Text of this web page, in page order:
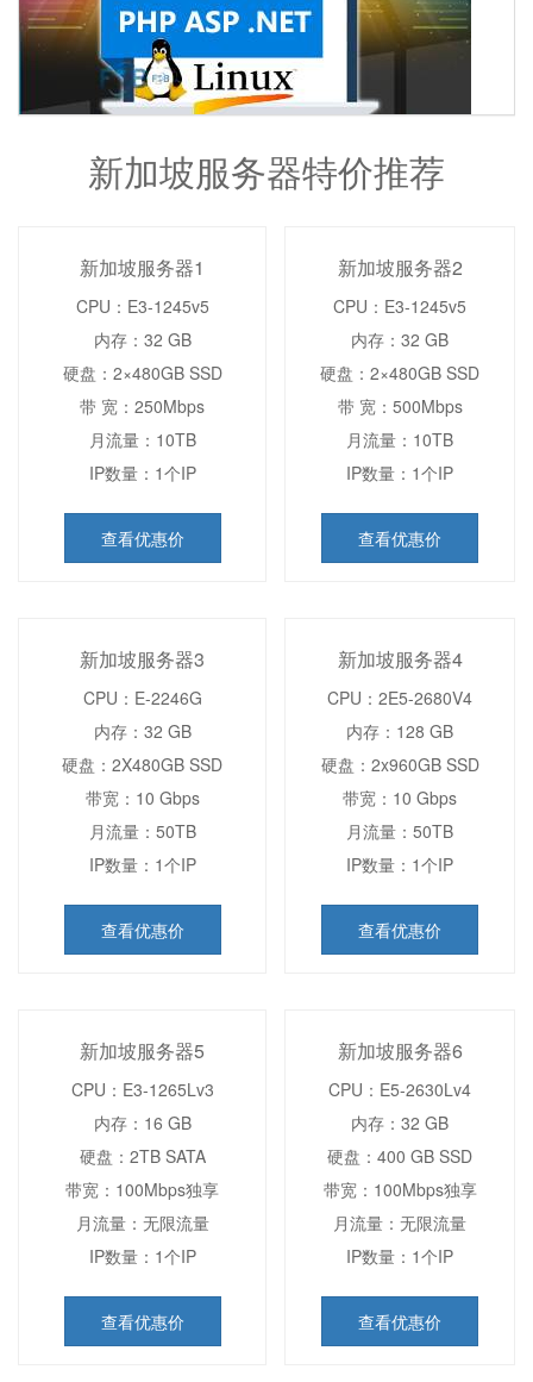
新加坡服务器特价推荐
新加坡服务器1
CPU：E3-1245v5
内存：32 GB
硬盘：2×480GB SSD
带 宽：250Mbps
月流量：10TB
IP数量：1个IP
查看优惠价
新加坡服务器2
CPU：E3-1245v5
内存：32 GB
硬盘：2×480GB SSD
带 宽：500Mbps
月流量：10TB
IP数量：1个IP
查看优惠价
新加坡服务器3
CPU：E-2246G
内存：32 GB
硬盘：2X480GB SSD
带宽：10 Gbps
月流量：50TB
IP数量：1个IP
查看优惠价
新加坡服务器4
CPU：2E5-2680V4
内存：128 GB
硬盘：2x960GB SSD
带宽：10 Gbps
月流量：50TB
IP数量：1个IP
查看优惠价
新加坡服务器5
CPU：E3-1265Lv3
内存：16 GB
硬盘：2TB SATA
带宽：100Mbps独享
月流量：无限流量
IP数量：1个IP
查看优惠价
新加坡服务器6
CPU：E5-2630Lv4
内存：32 GB
硬盘：400 GB SSD
带宽：100Mbps独享
月流量：无限流量
IP数量：1个IP
查看优惠价